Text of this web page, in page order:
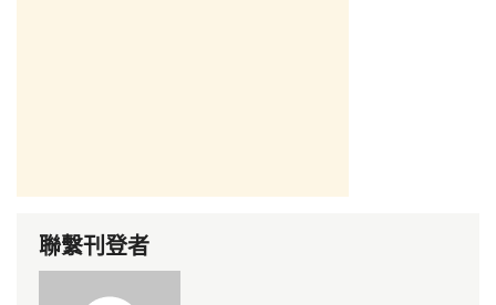
聯繫刊登者